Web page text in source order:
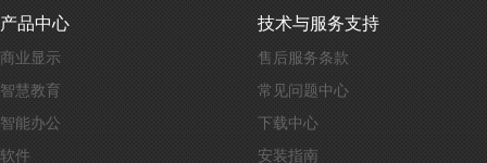
产品中心
商业显示
智慧教育
智能办公
软件
技术与服务支持
售后服务条款
常见问题中心
下载中心
安装指南